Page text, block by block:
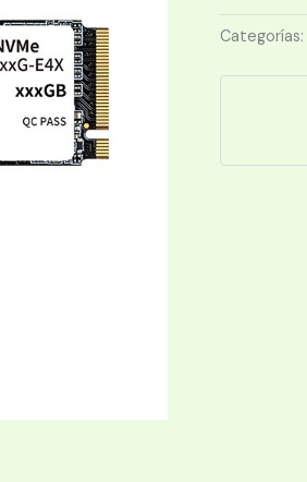
M.2
NVME
Categorías: